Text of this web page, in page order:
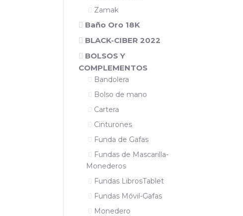
Zamak
Baño Oro 18K
BLACK-CIBER 2022
BOLSOS Y
COMPLEMENTOS
Bandolera
Bolso de mano
Cartera
Cinturones
Funda de Gafas
Fundas de Mascarilla-
Monederos
Fundas LibrosTablet
Fundas Móvil-Gafas
Monedero